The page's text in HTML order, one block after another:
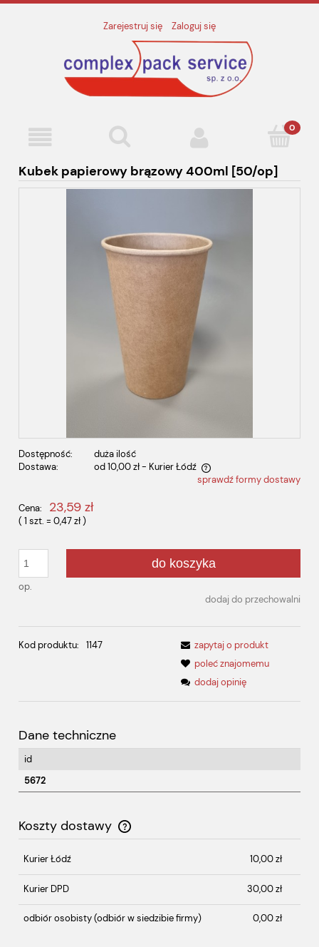
Zarejestruj się Zaloguj się
Kubek papierowy brązowy 400ml [50/op]
Dostępność:
duża ilość
Dostawa:
od 10,00 zł - Kurier Łódź
Cena nie zawiera ewentualnych kosztów płatnościsprawdź formy dostawy
Cena: 23,59 zł
( 1 szt. = 0,47 zł)
op.
do koszyka
dodaj do przechowalni
Kod produktu: 1147
zapytaj o produkt
poleć znajomemu
dodaj opinię
Dane techniczne
id
5672
Koszty dostawy
Cena nie zawiera ewentualnych kosztów płatności
Kurier Łódź 10,00 zł
Kurier DPD 30,00 zł
odbiór osobisty(odbiór w siedzibie firmy) 0,00 zł